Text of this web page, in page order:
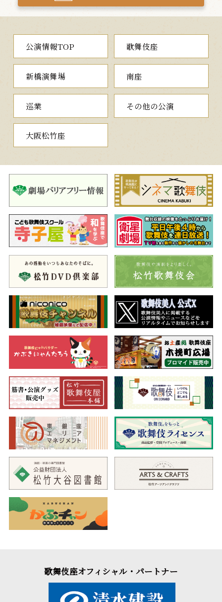
と、旧臣の武部源蔵を呼び出します。かつて丞相の御台所・園生
の前に仕えていた腰元の戸浪と不義の仲となり勘当された源蔵
参内の勅諚を受けると…。
道明寺
時平の陰謀で大宰府への流罪が決まった菅丞相。判官代輝国の
計らいで立ち寄った覚寿の館では、立田の前の手筈で苅屋姫が匿
われています。覚寿は丞相流罪のきっかけとなった苅屋姫を許さ
子は菅丞相の暗殺を企て…。
通し狂言 菅原伝授手習鑑（すがわらでんじゅてならいかが
車引
三つ子の争い、時平の凄み
京の都、吉田神社の近くで行き会う梅王丸と桜丸。互いの主人
の苦難と身の上を嘆く二人のもとへ、時平参詣の知らせ。主人を
追い落とされた恨みを晴らそうと牛車に襲いかかると、止めに出
てきたのは時平の舎人・松王丸。敵味方に分かれた三兄弟が対
峙、やがて藤原時平が現れて…。
賀の祝
父の祝いの宴、儚い運命
かつて菅丞相に仕えていた白太夫の70歳の誕生日に梅王丸と
春、松王丸と千代、桜丸と八重の三つ子の夫婦がそろい、賀の祝
いを挙げることに。準備に勤しむなか、先日の吉田神社での諍い
から喧嘩を始めた梅王丸と松王丸。一方、八重が心配するなか、
桜丸が姿を現すと…。
寺子屋
忠義のはざまに揺れ動く夫婦たち
ことが時平方に露見。その首を討てと春藤玄蕃に命じられると、
寺入りしたばかりの小太郎の首を松王丸の前に差し出します。松
王丸の首実検を終え、安堵する源蔵と戸浪。そこへ、千代が息
子・小太郎を迎えに来て…。
公演情報TOP 歌舞伎座
新橋演舞場 南座
巡業 その他の公演
大阪松竹座
歌舞伎座オフィシャル・パートナー